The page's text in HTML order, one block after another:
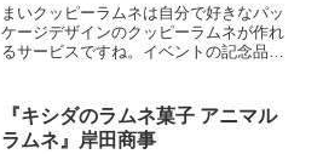
まいクッピーラムネは自分で好きなパッ
ケージデザインのクッピーラムネが作れ
るサービスですね。イベントの記念品に
ピーラムネはナイキデザインの商品です
ね。4gクッピーラムネが2袋入っていま
す。
『キシダのラムネ菓子 アニマル
ラムネ』岸田商事